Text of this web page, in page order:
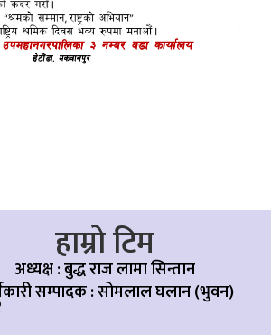
हाम्रो टिम
अध्यक्ष : बुद्ध राज लामा सिन्तान
सम्पादक :सोमलाल घलान (भुवन)